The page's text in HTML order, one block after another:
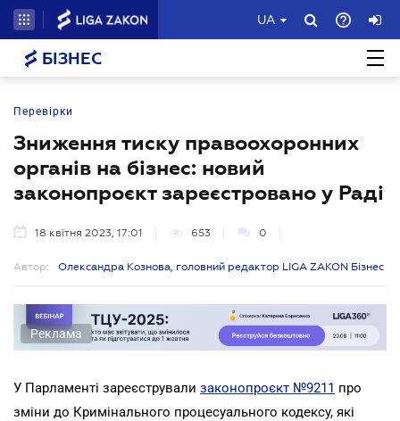
UA
БІЗНЕС
Перевірки
Зниження тиску правоохоронних
органів на бізнес: новий
законопроєкт зареєстровано у Раді
18 квітня 2023, 17:01 653 0
Автор: Олександра Кознова, головний редактор LIGA ZAKON Бізнес
Реклама
У Парламенті зареєстрували законопроєкт №9211 про
зміни до Кримінального процесуального кодексу, які